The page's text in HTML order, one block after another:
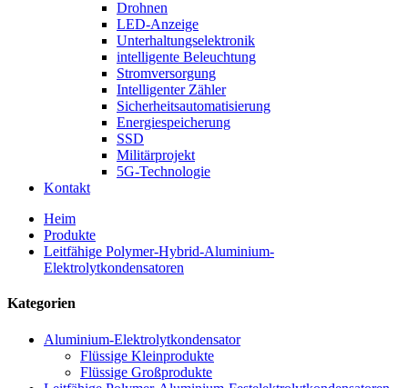
Drohnen
LED-Anzeige
Unterhaltungselektronik
intelligente Beleuchtung
Stromversorgung
Intelligenter Zähler
Sicherheitsautomatisierung
Energiespeicherung
SSD
Militärprojekt
5G-Technologie
Kontakt
Heim
Produkte
Leitfähige Polymer-Hybrid-Aluminium-
Elektrolytkondensatoren
Kategorien
Aluminium-Elektrolytkondensator
Flüssige Kleinprodukte
Flüssige Großprodukte